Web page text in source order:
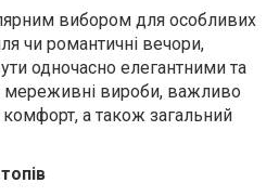
вибором для особливих
чи романтичні вечори,
одночасно елегантними та
вироби, важливо
а також загальний